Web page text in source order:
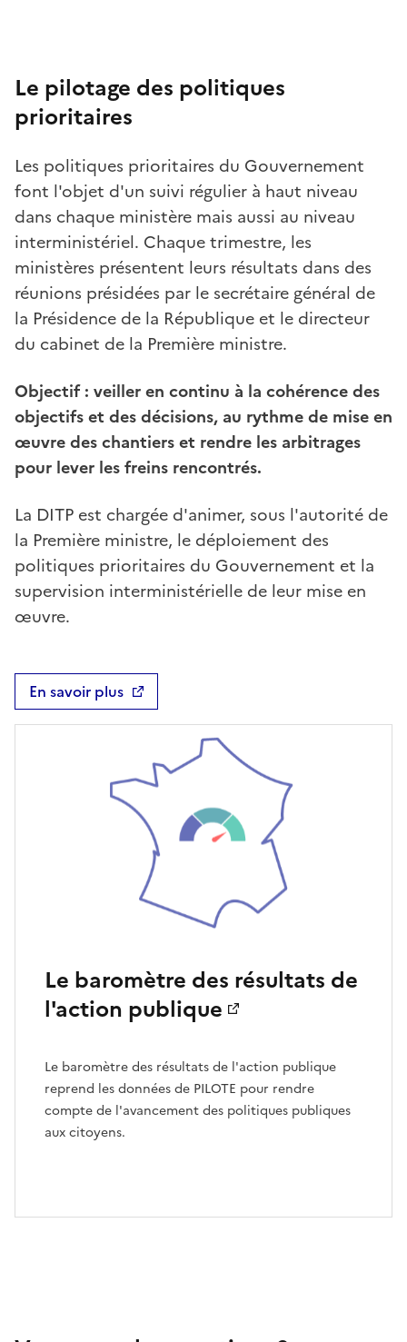
Le pilotage des politiques
prioritaires
Les politiques prioritaires du Gouvernement
font l'objet d'un suivi régulier à haut niveau
dans chaque ministère mais aussi au niveau
interministériel. Chaque trimestre, les
ministères présentent leurs résultats dans des
réunions présidées par le secrétaire général de
la Présidence de la République et le directeur
du cabinet de la Première ministre.
Objectif : veiller en continu à la cohérence des
objectifs et des décisions, au rythme de mise en
œuvre des chantiers et rendre les arbitrages
pour lever les freins rencontrés.
La DITP est chargée d'animer, sous l'autorité de
la Première ministre, le déploiement des
politiques prioritaires du Gouvernement et la
supervision interministérielle de leur mise en
œuvre.
En savoir plus
Le baromètre des résultats de
l'action publique
Le baromètre des résultats de l'action publique
reprend les données de PILOTE pour rendre
compte de l'avancement des politiques publiques
aux citoyens.